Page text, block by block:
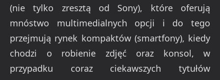
(nie tylko zresztą od Sony), które oferują
mnóstwo multimedialnych opcji i do tego
przejmują rynek kompaktów (smartfony), kiedy
chodzi o robienie zdjęć oraz konsol, w
przypadku coraz ciekawszych tytułów